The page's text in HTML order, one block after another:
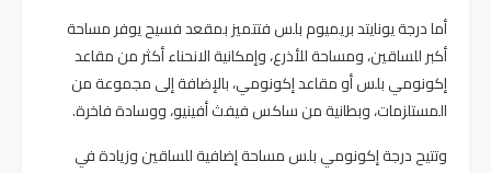
أما درجة يونايتد بريميوم بلس فتتميز بمقعد فسيح يوفر مساحة
أكبر للساقين، ومساحة للأذرع، وإمكانية الانحناء أكثر من مقاعد
إكونومي بلس أو مقاعد إكونومي، بالإضافة إلى مجموعة من
المستلزمات، وبطانية من ساكس فيفث أفينيو، ووسادة فاخرة.
وتتيح درجة إكونومي بلس مساحة إضافية للساقين وزيادة في